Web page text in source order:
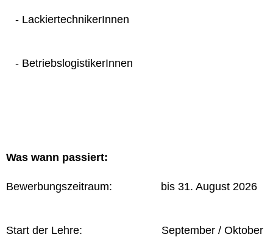
- LackiertechnikerInnen
- BetriebslogistikerInnen
Was wann passiert:
Bewerbungszeitraum: bis 31. August 2026
Start der Lehre: September / Oktober